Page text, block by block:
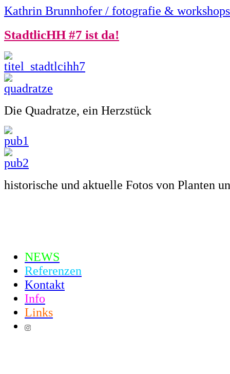
Kathrin Brunnhofer / fotografie & workshops
StadtlicHH #7 ist da!
Die Quadratze, ein Herzstück
historische und aktuelle Fotos von Planten
NEWS
Referenzen
Kontakt
Info
Links